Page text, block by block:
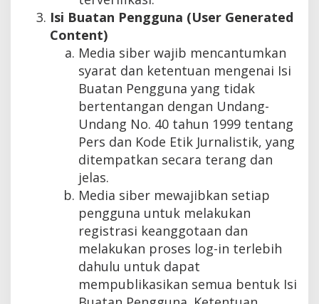
Isi Buatan Pengguna (User Generated
Content)
Media siber wajib mencantumkan
syarat dan ketentuan mengenai Isi
Buatan Pengguna yang tidak
bertentangan dengan Undang-
Undang No. 40 tahun 1999 tentang
Pers dan Kode Etik Jurnalistik, yang
ditempatkan secara terang dan
jelas.
Media siber mewajibkan setiap
pengguna untuk melakukan
registrasi keanggotaan dan
melakukan proses log-in terlebih
dahulu untuk dapat
mempublikasikan semua bentuk Isi